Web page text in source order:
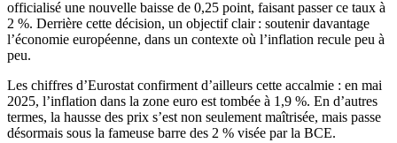
officialisé une nouvelle baisse de 0,25 point, faisant passer ce taux à
2 %. Derrière cette décision, un objectif clair : soutenir davantage
l’économie européenne, dans un contexte où l’inflation recule peu à
peu.
Les chiffres d’Eurostat confirment d’ailleurs cette accalmie : en mai
2025, l’inflation dans la zone euro est tombée à 1,9 %. En d’autres
termes, la hausse des prix s’est non seulement maîtrisée, mais passe
désormais sous la fameuse barre des 2 % visée par la BCE.